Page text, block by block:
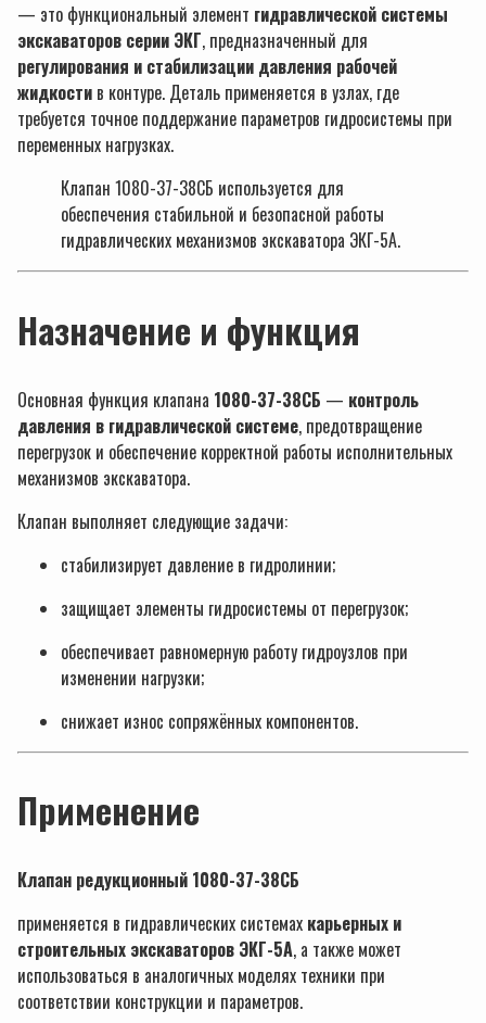
— это функциональный элемент гидравлической системы
экскаваторов серии ЭКГ, предназначенный для
регулирования и стабилизации давления рабочей
жидкости в контуре. Деталь применяется в узлах, где
требуется точное поддержание параметров гидросистемы при
переменных нагрузках.
Клапан 1080-37-38СБ используется для
обеспечения стабильной и безопасной работы
гидравлических механизмов экскаватора ЭКГ-5А.
Назначение и функция
Основная функция клапана 1080-37-38СБ — контроль
давления в гидравлической системе, предотвращение
перегрузок и обеспечение корректной работы исполнительных
механизмов экскаватора.
Клапан выполняет следующие задачи:
стабилизирует давление в гидролинии;
защищает элементы гидросистемы от перегрузок;
обеспечивает равномерную работу гидроузлов при
изменении нагрузки;
снижает износ сопряжённых компонентов.
Применение
Клапан редукционный 1080-37-38СБ
применяется в гидравлических системах карьерных и
строительных экскаваторов ЭКГ-5А, а также может
использоваться в аналогичных моделях техники при
соответствии конструкции и параметров.